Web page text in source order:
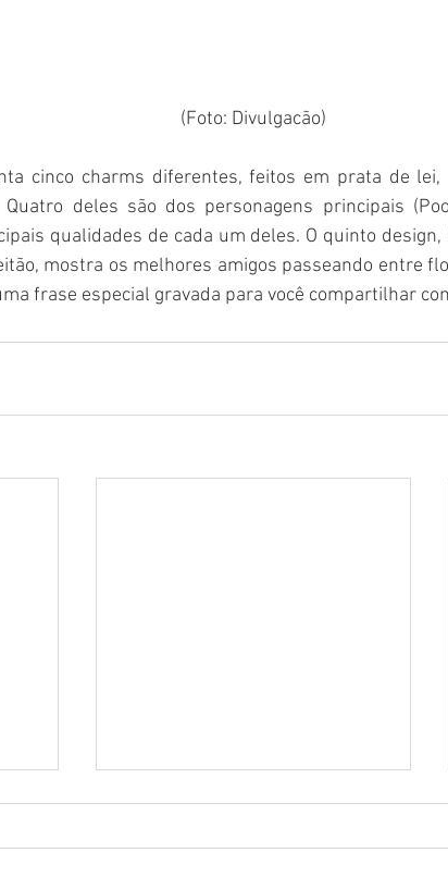
(Foto: Divulgacão)
cinco charms diferentes, feitos em prata de
deles são dos personagens principais
qualidades de cada um deles. O quinto
mostra os melhores amigos passeando entre
frase especial gravada para você compartilhar